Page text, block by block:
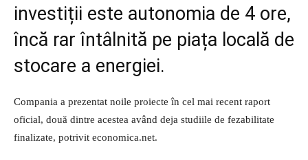
investiții este autonomia de 4 ore,
încă rar întâlnită pe piața locală de
stocare a energiei.
Compania a prezentat noile proiecte în cel mai recent raport
oficial, două dintre acestea având deja studiile de fezabilitate
finalizate, potrivit economica.net.